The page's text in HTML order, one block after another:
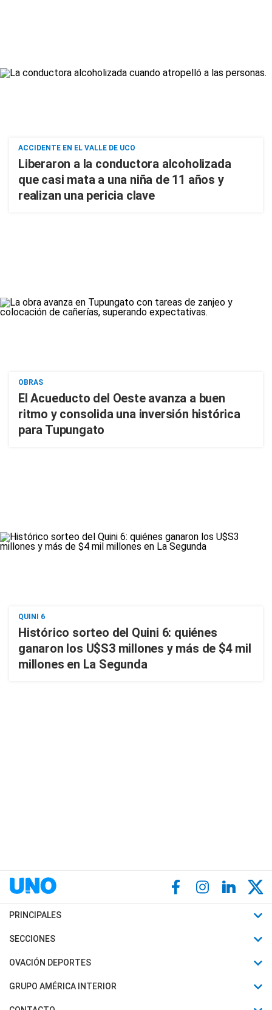
ACCIDENTE EN EL VALLE DE UCO
Liberaron a la conductora alcoholizada
que casi mata a una niña de 11 años y
realizan una pericia clave
OBRAS
El Acueducto del Oeste avanza a buen
ritmo y consolida una inversión histórica
para Tupungato
QUINI 6
Histórico sorteo del Quini 6: quiénes
ganaron los U$S3 millones y más de $4 mil
millones en La Segunda
PRINCIPALES
Últimas Noticias
Política
SECCIONES
Horóscopo
Motores
OVACIÓN DEPORTES
Fútbol
Mundial
GRUPO AMÉRICA INTERIOR